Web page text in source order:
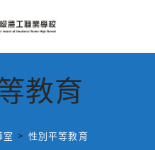
教育
室 > 性別平等教育